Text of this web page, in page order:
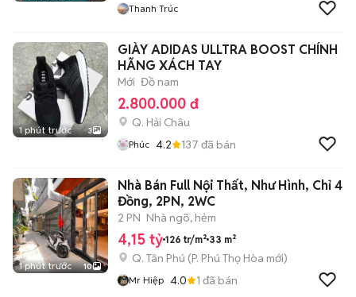
Thanh Trúc
1 phút trước 3
GIÀY ADIDAS ULLTRA BOOST CHÍNH
HÃNG XÁCH TAY
Mới Đồ nam
2.800.000 đ
Q. Hải Châu
Phúc 4.2 137 đã bán
1 phút trước 10
Nhà Bán Full Nội Thất, Như Hình, Chỉ 4
Đồng, 2PN, 2WC
2 PN Nhà ngõ, hẻm
4,15 tỷ 126 tr/m² 33 m²
Q. Tân Phú (P. Phú Thọ Hòa mới)
Mr Hiệp 4.0 1 đã bán